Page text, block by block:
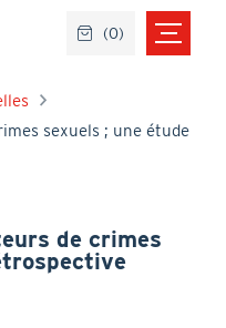
sexuels ; une étude
de crimes
(0)